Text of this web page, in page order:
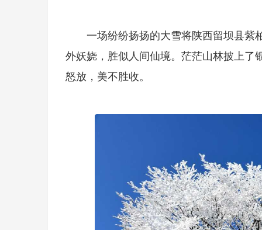
一场纷纷扬扬的大雪将陕西留坝县紫
外妖娆，胜似人间仙境。茫茫山林披上了
怒放，美不胜收。